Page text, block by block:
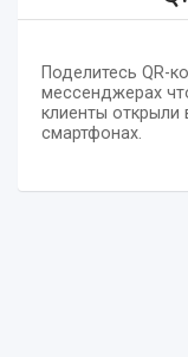
Поделитесь QR-
мессенджерах
клиенты
смартфонах.